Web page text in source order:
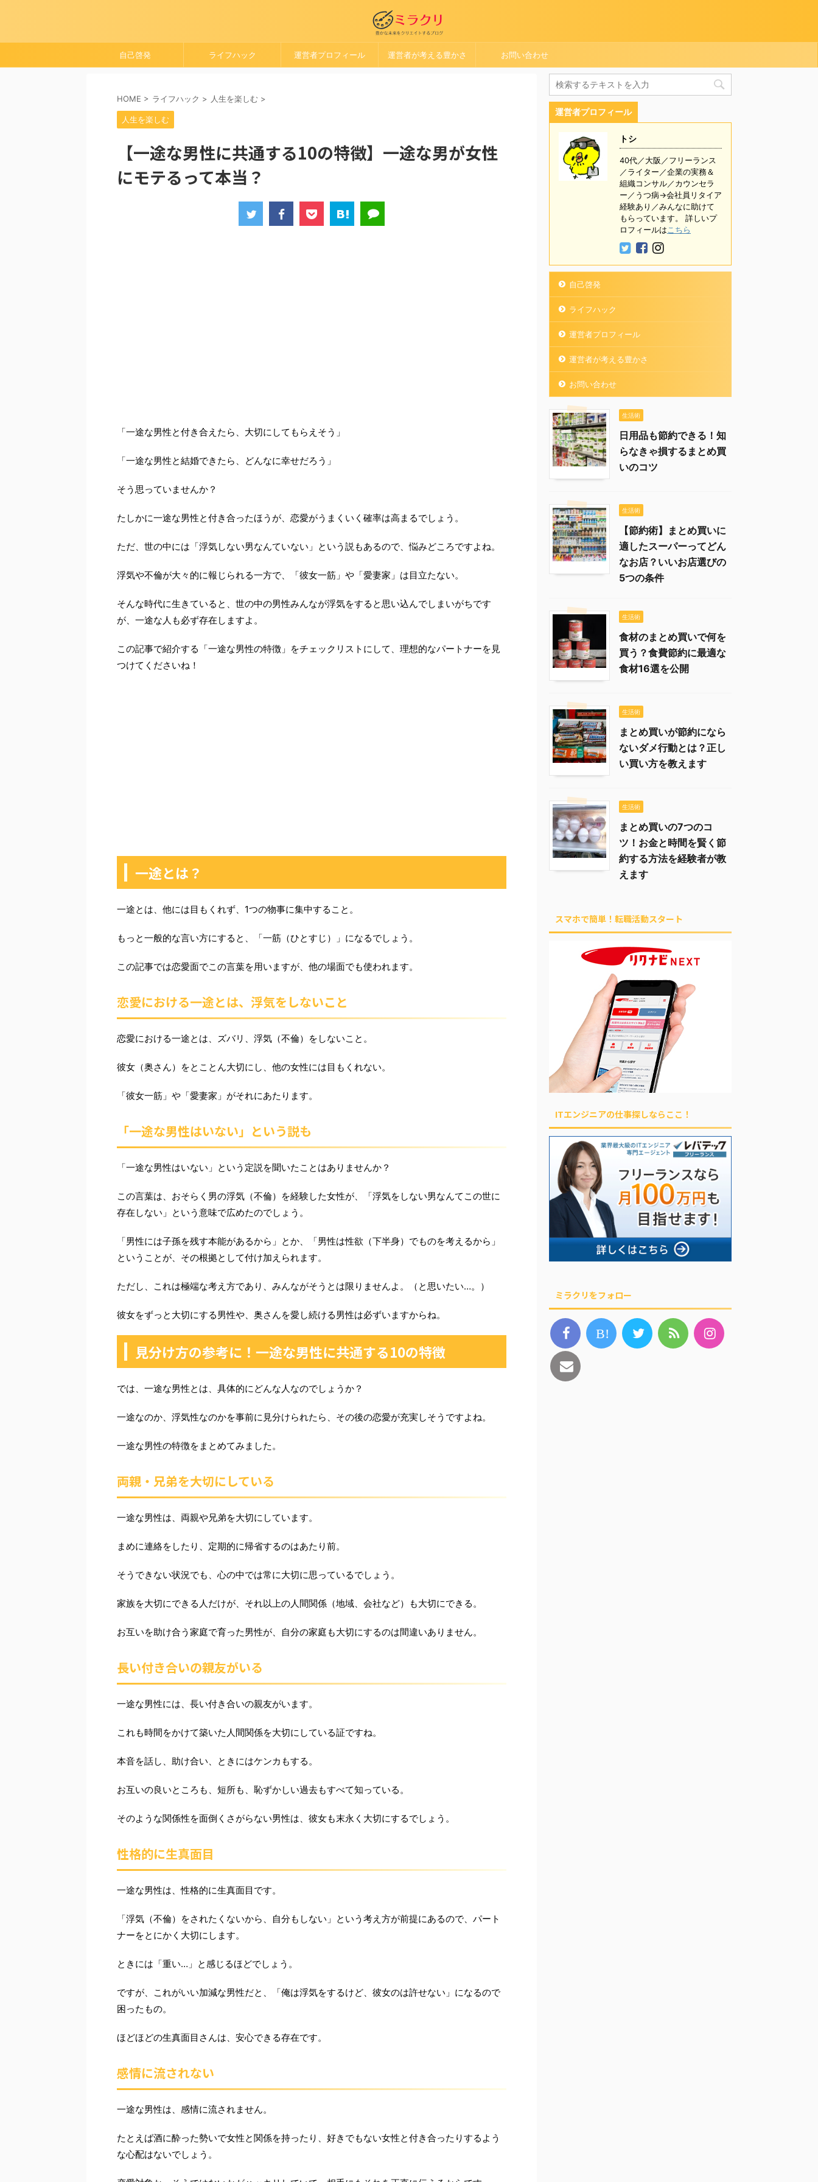
自己啓発 ライフハック 運営者プロフィール 運営者が考える豊かさ お問い合わせ
HOME > ライフハック > 人生を楽しむ >
人生を楽しむ
【一途な男性に共通する10の特徴】一途な男が女性
にモテるって本当？
「一途な男性と付き合えたら、大切にしてもらえそう」
「一途な男性と結婚できたら、どんなに幸せだろう」
そう思っていませんか？
たしかに一途な男性と付き合ったほうが、恋愛がうまくいく確率は高まるでしょう。
ただ、世の中には「浮気しない男なんていない」という説もあるので、悩みどころですよね。
浮気や不倫が大々的に報じられる一方で、「彼女一筋」や「愛妻家」は目立たない。
そんな時代に生きていると、世の中の男性みんなが浮気をすると思い込んでしまいがちです
が、一途な人も必ず存在しますよ。
この記事で紹介する「一途な男性の特徴」をチェックリストにして、理想的なパートナーを見
つけてくださいね！
一途とは？
一途とは、他には目もくれず、1つの物事に集中すること。
もっと一般的な言い方にすると、「一筋（ひとすじ）」になるでしょう。
この記事では恋愛面でこの言葉を用いますが、他の場面でも使われます。
恋愛における一途とは、浮気をしないこと
恋愛における一途とは、ズバリ、浮気（不倫）をしないこと。
彼女（奥さん）をとことん大切にし、他の女性には目もくれない。
「彼女一筋」や「愛妻家」がそれにあたります。
「一途な男性はいない」という説も
「一途な男性はいない」という定説を聞いたことはありませんか？
この言葉は、おそらく男の浮気（不倫）を経験した女性が、「浮気をしない男なんてこの世に
存在しない」という意味で広めたのでしょう。
「男性には子孫を残す本能があるから」とか、「男性は性欲（下半身）でものを考えるから」
ということが、その根拠として付け加えられます。
ただし、これは極端な考え方であり、みんながそうとは限りませんよ。（と思いたい…。）
彼女をずっと大切にする男性や、奥さんを愛し続ける男性は必ずいますからね。
見分け方の参考に！一途な男性に共通する10の特徴
では、一途な男性とは、具体的にどんな人なのでしょうか？
一途なのか、浮気性なのかを事前に見分けられたら、その後の恋愛が充実しそうですよね。
一途な男性の特徴をまとめてみました。
両親・兄弟を大切にしている
一途な男性は、両親や兄弟を大切にしています。
まめに連絡をしたり、定期的に帰省するのはあたり前。
そうできない状況でも、心の中では常に大切に思っているでしょう。
家族を大切にできる人だけが、それ以上の人間関係（地域、会社など）も大切にできる。
お互いを助け合う家庭で育った男性が、自分の家庭も大切にするのは間違いありません。
長い付き合いの親友がいる
一途な男性には、長い付き合いの親友がいます。
これも時間をかけて築いた人間関係を大切にしている証ですね。
本音を話し、助け合い、ときにはケンカもする。
お互いの良いところも、短所も、恥ずかしい過去もすべて知っている。
そのような関係性を面倒くさがらない男性は、彼女も末永く大切にするでしょう。
性格的に生真面目
一途な男性は、性格的に生真面目です。
「浮気（不倫）をされたくないから、自分もしない」という考え方が前提にあるので、パート
ナーをとにかく大切にします。
ときには「重い…」と感じるほどでしょう。
ですが、これがいい加減な男性だと、「俺は浮気をするけど、彼女のは許せない」になるので
困ったもの。
ほどほどの生真面目さんは、安心できる存在です。
感情に流されない
一途な男性は、感情に流されません。
たとえば酒に酔った勢いで女性と関係を持ったり、好きでもない女性と付き合ったりするよう
な心配はないでしょう。
運営者プロフィール
トシ
40代／大阪／フリーランス
／ライター／企業の実務＆
組織コンサル／カウンセラ
ー／うつ病→会社員リタイア
経験あり／みんなに助けて
もらっています。 詳しいプ
ロフィールはこちら
自己啓発
ライフハック
運営者プロフィール
運営者が考える豊かさ
お問い合わせ
生活術
日用品も節約できる！知
らなきゃ損するまとめ買
いのコツ
生活術
【節約術】まとめ買いに
適したスーパーってどん
なお店？いいお店選びの
5つの条件
生活術
食材のまとめ買いで何を
買う？食費節約に最適な
食材16選を公開
生活術
まとめ買いが節約になら
ないダメ行動とは？正し
い買い方を教えます
生活術
まとめ買いの7つのコ
ツ！お金と時間を賢く節
約する方法を経験者が教
えます
スマホで簡単！転職活動スタート
ITエンジニアの仕事探しならここ！
ミラクリをフォロー
B!